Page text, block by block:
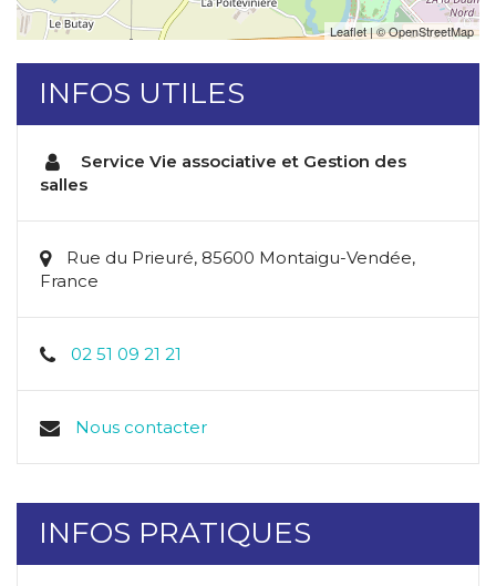
Leaflet| ©OpenStreetMap
INFOS UTILES
Service Vie associative et Gestion des
salles
Rue du Prieuré, 85600 Montaigu-Vendée,
France
02 51 09 21 21
Nous contacter
INFOS PRATIQUES